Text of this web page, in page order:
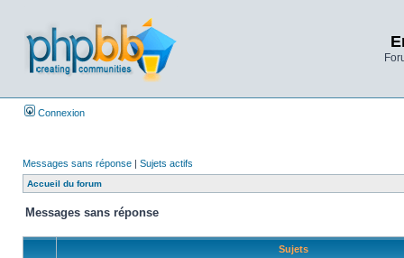
Connexion
Messages sans réponse | Sujets actifs
Accueil du forum
Messages sans réponse
Sujets